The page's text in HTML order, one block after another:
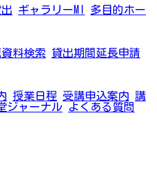
ギャラリーMI
多目的ホー
料検索
貸出期間延長申請
授業日程 受講申込案内 講
ジャーナル よくある質問